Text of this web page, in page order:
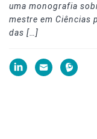
uma monografia
mestre em Ciências
das […]